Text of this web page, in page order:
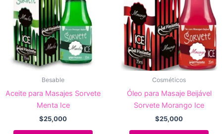
Besable
Aceite para Masajes Sorvete
Menta Ice
$25,000
Cosméticos
Óleo para Masaje Beijável
Sorvete Morango Ice
$25,000